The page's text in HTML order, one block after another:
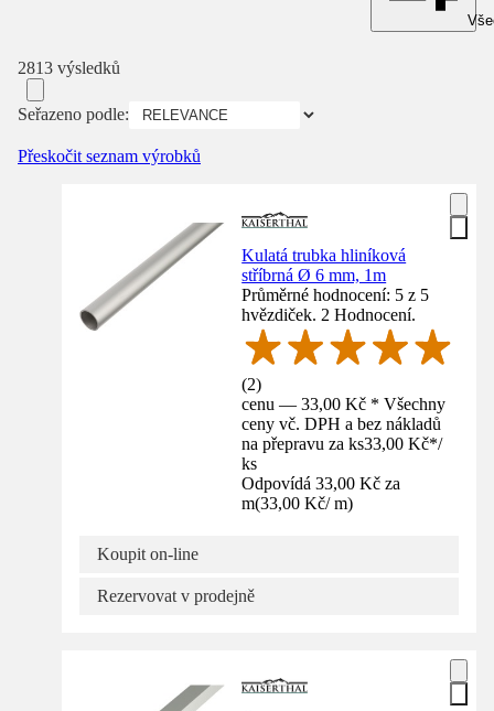
2813 výsledků
Seřazeno podle:
Přeskočit seznam výrobků
Kulatá trubka hliníková
stříbrná Ø 6 mm, 1m
Průměrné hodnocení: 5 z 5
hvězdiček. 2 Hodnocení.
(2)
cenu — 33,00 Kč * Všechny
ceny vč. DPH a bez nákladů
na přepravu za ks33,00 Kč*/
ks
Odpovídá 33,00 Kč za
m(33,00 Kč/ m)
Koupit on-line
Rezervovat v prodejně